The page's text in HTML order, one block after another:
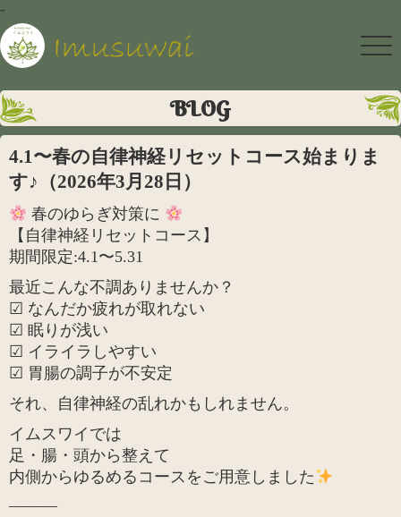
-
BLOG
4.1〜春の自律神経リセットコース始まりま
す♪（2026年3月28日）
春のゆらぎ対策に
【自律神経リセットコース】
期間限定:4.1〜5.31
最近こんな不調ありませんか？
☑ なんだか疲れが取れない
☑ 眠りが浅い
☑ イライラしやすい
☑ 胃腸の調子が不安定
それ、自律神経の乱れかもしれません。
イムスワイでは
足・腸・頭から整えて
内側からゆるめるコースをご用意しました
———